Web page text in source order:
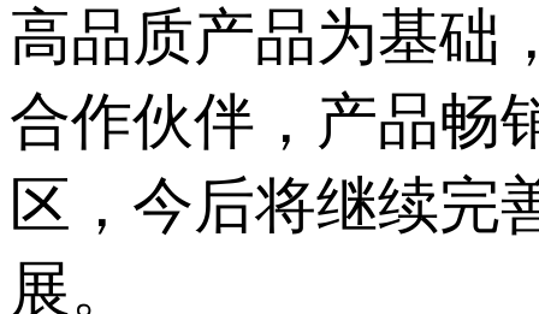
高品质产品为基础
合作伙伴，产品畅
区，今后将继续
展。